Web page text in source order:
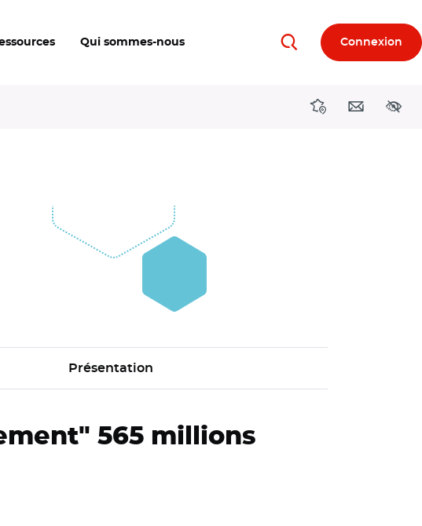
Qui sommes-nous RechercherConnexion
DirectionsContact
Présentation
565 millions